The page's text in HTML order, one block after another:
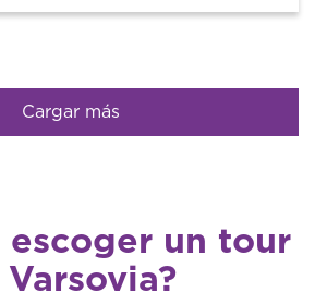
Cargar más
escoger un tour